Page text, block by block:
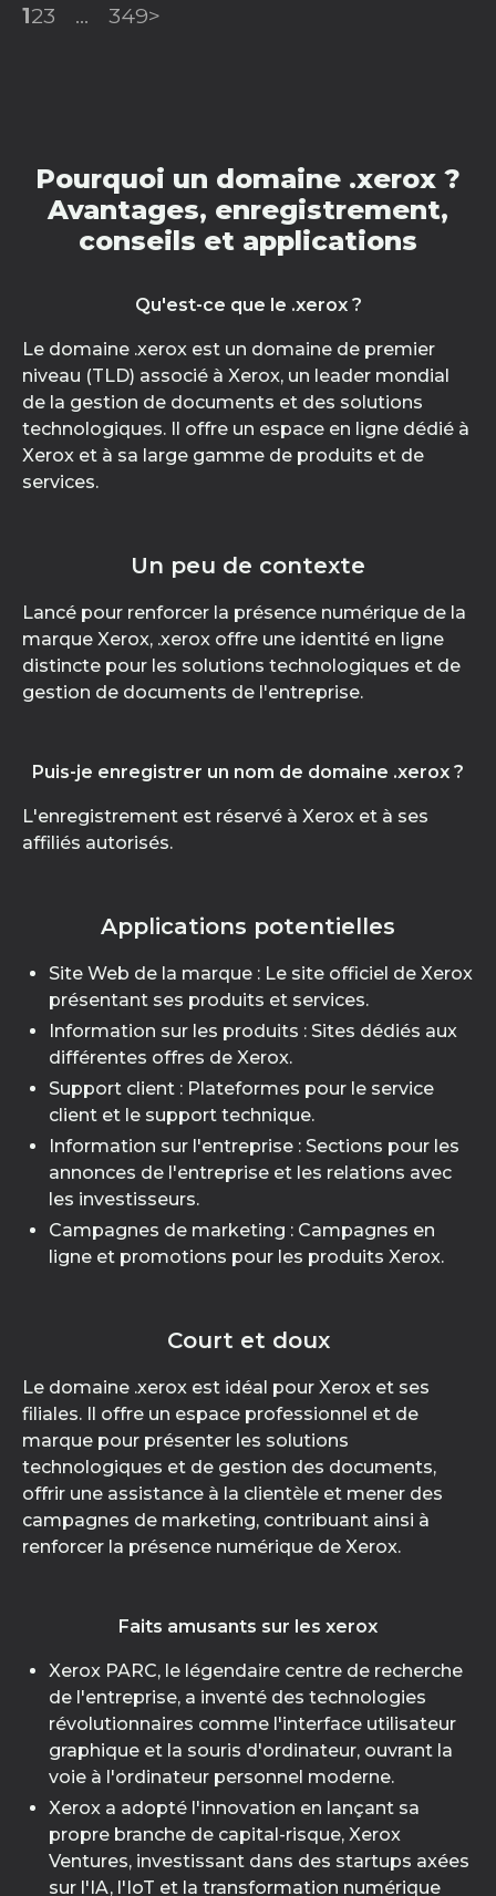
123 ... 349>
Pourquoi un domaine .xerox ?
Avantages, enregistrement,
conseils et applications
Qu'est-ce que le .xerox ?
Le domaine .xerox est un domaine de premier
niveau (TLD) associé à Xerox, un leader mondial
de la gestion de documents et des solutions
technologiques. Il offre un espace en ligne dédié à
Xerox et à sa large gamme de produits et de
services.
Un peu de contexte
Lancé pour renforcer la présence numérique de la
marque Xerox, .xerox offre une identité en ligne
distincte pour les solutions technologiques et de
gestion de documents de l'entreprise.
Puis-je enregistrer un nom de domaine .xerox ?
L'enregistrement est réservé à Xerox et à ses
affiliés autorisés.
Applications potentielles
Site Web de la marque : Le site officiel de Xerox
présentant ses produits et services.
Information sur les produits : Sites dédiés aux
différentes offres de Xerox.
Support client : Plateformes pour le service
client et le support technique.
Information sur l'entreprise : Sections pour les
annonces de l'entreprise et les relations avec
les investisseurs.
Campagnes de marketing : Campagnes en
ligne et promotions pour les produits Xerox.
Court et doux
Le domaine .xerox est idéal pour Xerox et ses
filiales. Il offre un espace professionnel et de
marque pour présenter les solutions
technologiques et de gestion des documents,
offrir une assistance à la clientèle et mener des
campagnes de marketing, contribuant ainsi à
renforcer la présence numérique de Xerox.
Faits amusants sur les xerox
Xerox PARC, le légendaire centre de recherche
de l'entreprise, a inventé des technologies
révolutionnaires comme l'interface utilisateur
graphique et la souris d'ordinateur, ouvrant la
voie à l'ordinateur personnel moderne.
Xerox a adopté l'innovation en lançant sa
propre branche de capital-risque, Xerox
Ventures, investissant dans des startups axées
sur l'IA, l'IoT et la transformation numérique